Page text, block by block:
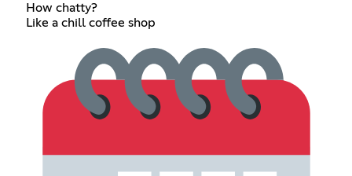
How chatty?
Like a chill coffee shop